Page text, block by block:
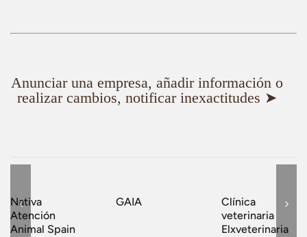
Anunciar una empresa, añadir información o
realizar cambios, notificar inexactitudes ➤
Nativa
Atención
Animal Spain
GAIA
Clínica
veterinaria
Elxveterinaria